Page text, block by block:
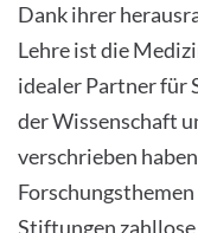
Dank ihrer
Lehre ist die
idealer Partner für
der Wissenschaft
verschrieben
Stiftungen